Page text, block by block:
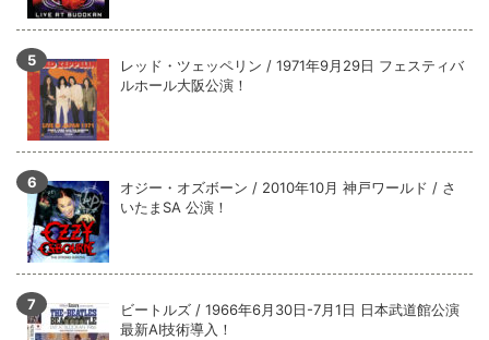
レッド・ツェッペリン / 1971年9月29日 フェスティバ
ルホール大阪公演！
オジー・オズボーン / 2010年10月 神戸ワールド / さ
いたまSA 公演！
ビートルズ / 1966年6月30日-7月1日 日本武道館公演
最新AI技術導入！